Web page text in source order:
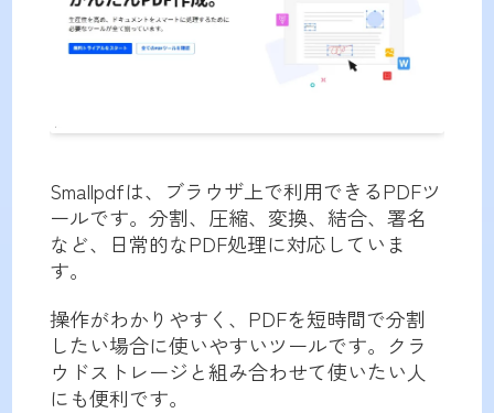
Smallpdfは、ブラウザ上で利用できるPDFツ
ールです。分割、圧縮、変換、結合、署名
など、日常的なPDF処理に対応していま
す。
操作がわかりやすく、PDFを短時間で分割
したい場合に使いやすいツールです。クラ
ウドストレージと組み合わせて使いたい人
にも便利です。